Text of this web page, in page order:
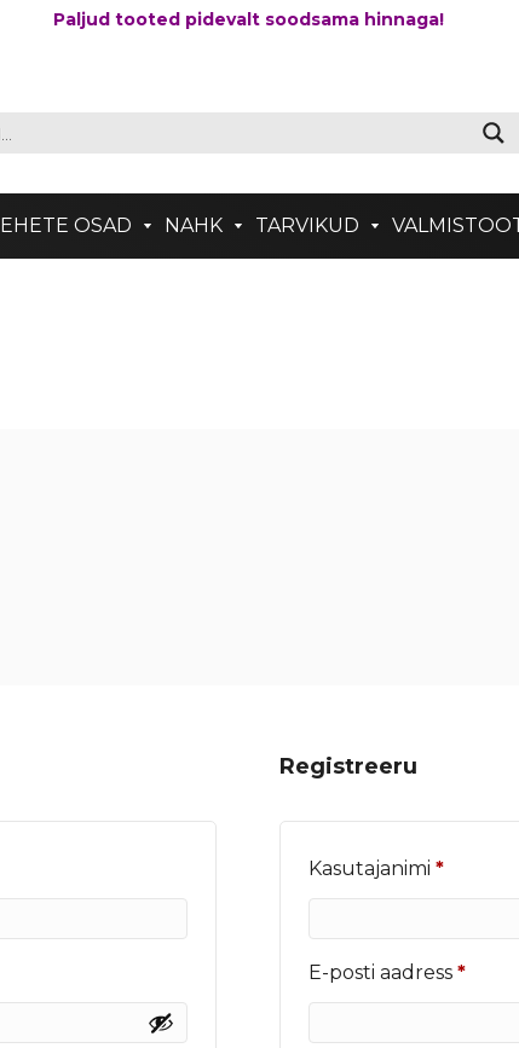
Paljud tooted pidevalt soodsama hinnaga!
EHETE OSAD NAHK TARVIKUD
Registreeru
Kasutajanimi*
E-posti aadress*